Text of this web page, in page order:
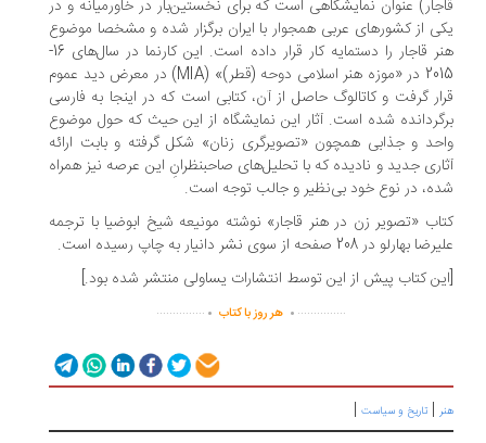
عنوان نمایشگاهی است که برای نخستین‌بار در خاورمیانه و در
از کشورهای عربی همجوار با ایران برگزار شده و مشخصا موضوع
هنر قاجار را دستمایه کار قرار داده است. این کارنما در سال‌های 16-
2015 در «موزه هنر اسلامی دوحه (قطر)» (MIA) در معرض دید عموم
گرفت و کاتالوگ حاصل از آن، کتابی است که در اینجا به فارسی
شده است. آثار این نمایشگاه از این حیث که حول موضوع
و جذابی همچون «تصویرگری زنان» شکل گرفته و بابت ارائه
جدید و نادیده که با تحلیل‌های صاحبنظرانِ این عرصه نیز همراه
در نوع خود بی‌نظیر و جالب توجه است.
«تصویر زن در هنر قاجار» نوشته مونیعه شیخ ابوضیا با ترجمه
در 208 صفحه از سوی نشر دانیار به چاپ رسیده است.
کتاب پیش از این توسط انتشارات یساولی منتشر شده بود.]
...............
. هر روز با کتاب .
...............
تاریخ و سیاست |